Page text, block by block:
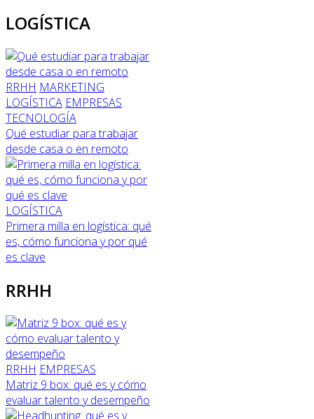
LOGÍSTICA
RRHH MARKETING
LOGÍSTICA EMPRESAS
TECNOLOGÍA
Qué estudiar para trabajar
desde casa o en remoto
LOGÍSTICA
Primera milla en logística: qué
es, cómo funciona y por qué
es clave
RRHH
RRHH EMPRESAS
Matriz 9 box: qué es y cómo
evaluar talento y desempeño